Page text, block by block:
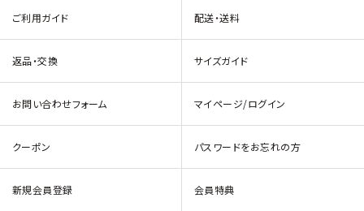
ご利用ガイド 配送・送料
返品・交換 サイズガイド
お問い合わせフォーム マイページ/ログイン
クーポン パスワードをお忘れの方
新規会員登録 会員特典